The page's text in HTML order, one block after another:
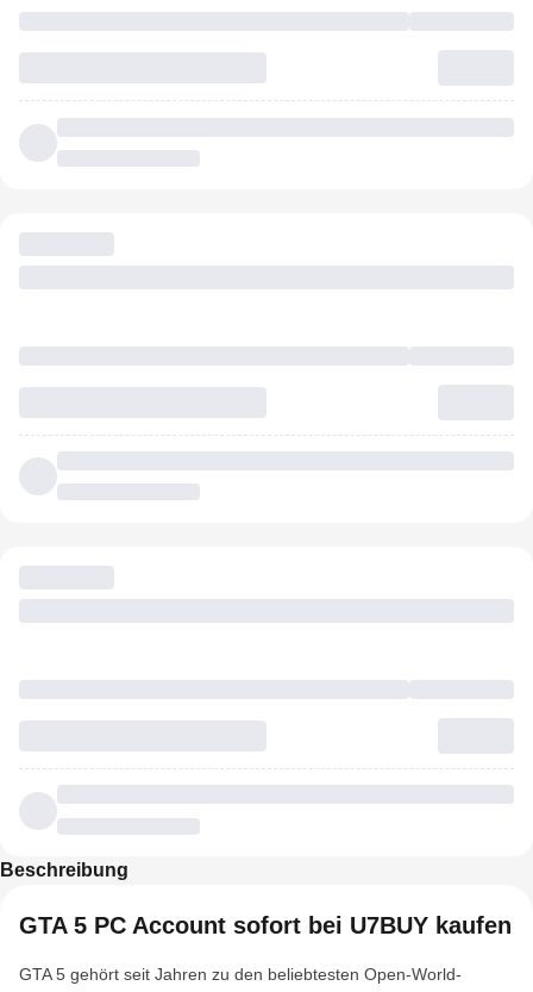
Beschreibung
GTA 5 PC Account sofort bei U7BUY kaufen
GTA 5 gehört seit Jahren zu den beliebtesten Open-World-